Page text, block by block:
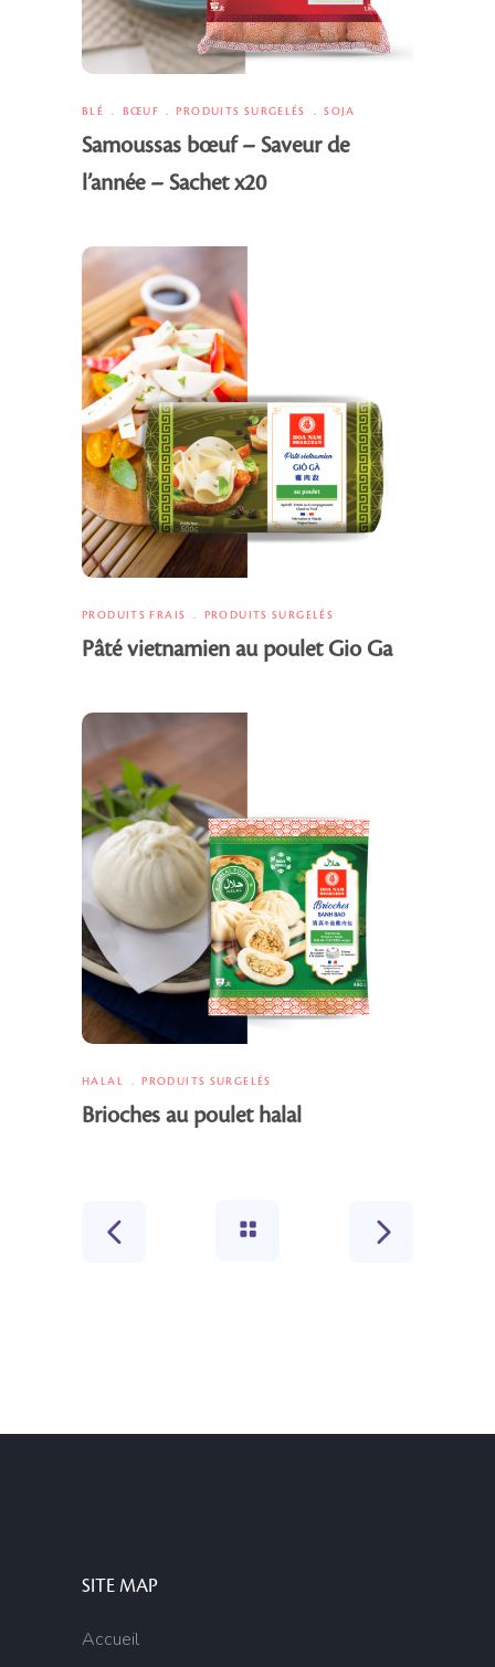
BLÉ BŒUF PRODUITS SURGELÉS SOJA
Samoussas bœuf – Saveur de
l’année – Sachet x20
PRODUITS FRAIS PRODUITS SURGELÉS
Pâté vietnamien au poulet Gio Ga
HALAL PRODUITS SURGELÉS
Brioches au poulet halal
SITE MAP
Accueil